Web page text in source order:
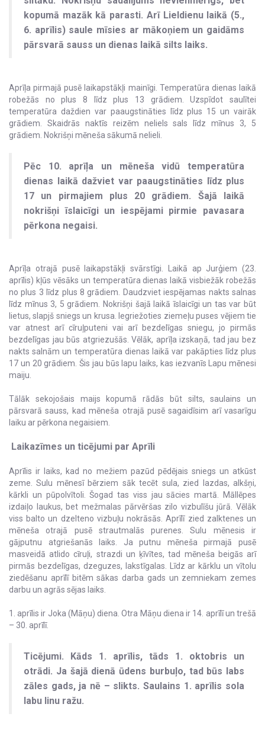
kopumā mazāk kā parasti. Arī Lieldienu laikā (5.,
6. aprīlis) saule mīsies ar mākoņiem un gaidāms
pārsvarā sauss un dienas laikā silts laiks.
Aprīļa pirmajā pusē laikapstākļi mainīgi. Temperatūra dienas laikā
robežās no plus 8 līdz plus 13 grādiem. Uzspīdot saulītei
temperatūra daždien var paaugstināties līdz plus 15 un vairāk
grādiem. Skaidrās naktīs reizēm neliels sals līdz mīnus 3, 5
grādiem. Nokrišņi mēneša sākumā nelieli.
Pēc 10. aprīļa un mēneša vidū temperatūra
dienas laikā dažviet var paaugstināties līdz plus
17 un pirmajiem plus 20 grādiem. Šajā laikā
nokrišņi īslaicīgi un iespējami pirmie pavasara
pērkona negaisi.
Aprīļa otrajā pusē laikapstākļi svārstīgi. Laikā ap Jurģiem (23.
aprīlis) kļūs vēsāks un temperatūra dienas laikā visbiežāk robežās
no plus 3 līdz plus 8 grādiem. Daudzviet iespējamas nakts salnas
līdz mīnus 3, 5 grādiem. Nokrišņi šajā laikā īslaicīgi un tas var būt
lietus, slapjš sniegs un krusa. Iegriežoties ziemeļu puses vējiem tie
var atnest arī cīruļputeni vai arī bezdelīgas sniegu, jo pirmās
bezdelīgas jau būs atgriezušās. Vēlāk, aprīļa izskaņā, tad jau bez
nakts salnām un temperatūra dienas laikā var pakāpties līdz plus
17 un 20 grādiem. Šis jau būs lapu laiks, kas iezvanīs Lapu mēnesi
maiju.
Tālāk sekojošais maijs kopumā rādās būt silts, saulains un
pārsvarā sauss, kad mēneša otrajā pusē sagaidīsim arī vasarīgu
laiku ar pērkona negaisiem.
Laikazīmes un ticējumi par Aprīli
Aprīlis ir laiks, kad no mežiem pazūd pēdējais sniegs un atkūst
zeme. Sulu mēnesī bērziem sāk tecēt sula, zied lazdas, alkšņi,
kārkli un pūpolvītoli. Šogad tas viss jau sācies martā. Māllēpes
izdaiļo laukus, bet mežmalas pārvēršas zilo vizbulīšu jūrā. Vēlāk
viss balto un dzelteno vizbuļu nokrāsās. Aprīlī zied zalktenes un
mēneša otrajā pusē strautmalās purenes. Sulu mēnesis ir
gājputnu atgriešanās laiks. Ja putnu mēneša pirmajā pusē
masveidā atlido cīruļi, strazdi un ķīvītes, tad mēneša beigās arī
pirmās bezdelīgas, dzeguzes, lakstīgalas. Līdz ar kārklu un vītolu
ziedēšanu aprīlī bitēm sākas darba gads un zemniekam zemes
darbu un agrās sējas laiks.
1. aprīlis ir Joka (Māņu) diena. Otra Māņu diena ir 14. aprīlī un trešā
– 30. aprīlī.
Ticējumi. Kāds 1. aprīlis, tāds 1. oktobris un
otrādi. Ja šajā dienā ūdens burbuļo, tad būs labs
zāles gads, ja nē – slikts. Saulains 1. aprīlis sola
labu linu ražu.